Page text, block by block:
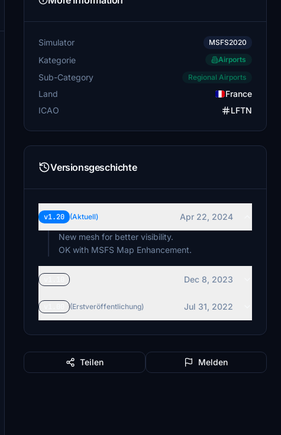
Simulator MSFS2020
Kategorie Airports
Sub-Category Regional Airports
Land
France
ICAO
LFTN
Versionsgeschichte
v1.20 (Aktuell)
Apr 22, 2024
New mesh for better visibility.
OK with MSFS Map Enhancement.
Dec 8, 2023
(Erstveröffentlichung) Jul 31, 2022
Teilen Melden